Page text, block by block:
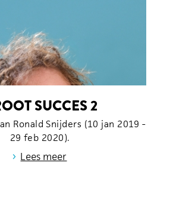
SUCCES 2
Ronald Snijders (10 jan 2019 -
29 feb 2020).
› Lees meer